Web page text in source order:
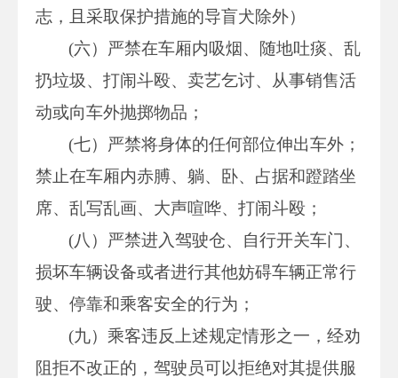
志，且采取保护措施的导盲犬除外）
(六）严禁在车厢内吸烟、随地吐痰、乱
扔垃圾、打闹斗殴、卖艺乞讨、从事销售活
动或向车外抛掷物品；
(七）严禁将身体的任何部位伸出车外；
禁止在车厢内赤膊、躺、卧、占据和蹬踏坐
席、乱写乱画、大声喧哗、打闹斗殴；
(八）严禁进入驾驶仓、自行开关车门、
损坏车辆设备或者进行其他妨碍车辆正常行
驶、停靠和乘客安全的行为；
(九）乘客违反上述规定情形之一，经劝
阻拒不改正的，驾驶员可以拒绝对其提供服